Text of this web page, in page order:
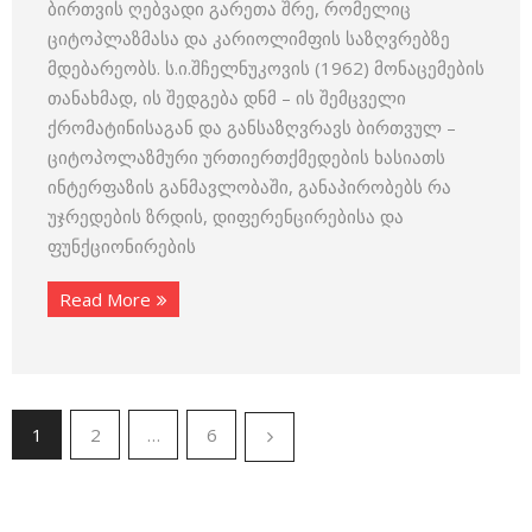
ბირთვის ღებვადი გარეთა შრე, რომელიც
ციტოპლაზმასა და კარიოლიმფის საზღვრებზე
მდებარეობს. ს.ი.შჩელნუკოვის (1962) მონაცემების
თანახმად, ის შედგება დნმ – ის შემცველი
ქრომატინისაგან და განსაზღვრავს ბირთვულ –
ციტოპოლაზმური ურთიერთქმედების ხასიათს
ინტერფაზის განმავლობაში, განაპირობებს რა
უჯრედების ზრდის, დიფერენცირებისა და
ფუნქციონირების
Read More
1 2 … 6